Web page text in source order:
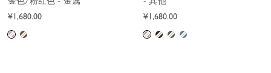
¥1,680.00
¥1,680.00